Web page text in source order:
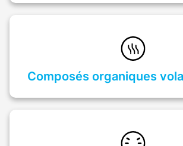
Composés organiques